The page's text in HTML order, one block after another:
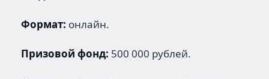
Формат: онлайн.
Призовой фонд: 500 000 рублей.